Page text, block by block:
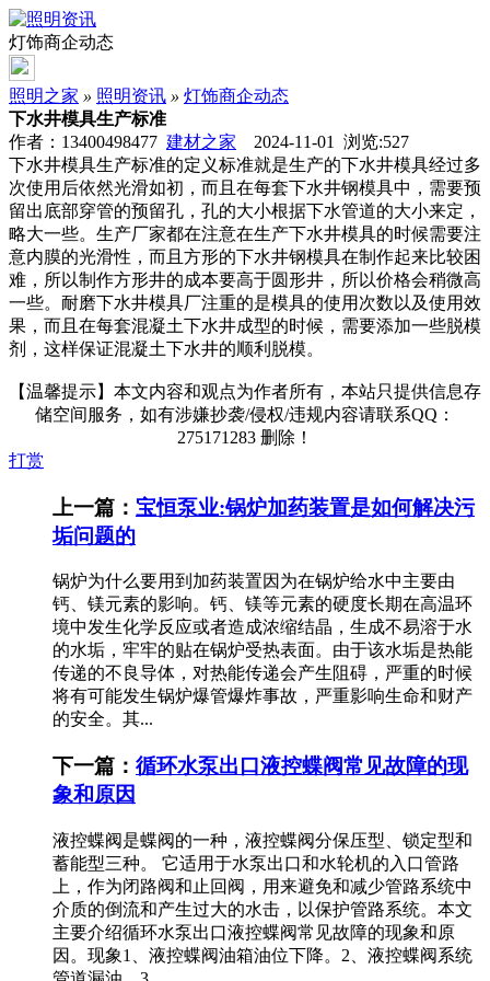
灯饰商企动态
照明之家 » 照明资讯 » 灯饰商企动态
下水井模具生产标准
作者：13400498477 建材之家 2024-11-01 浏览:527
下水井模具生产标准的定义标准就是生产的下水井模具经过多
次使用后依然光滑如初，而且在每套下水井钢模具中，需要预
留出底部穿管的预留孔，孔的大小根据下水管道的大小来定，
略大一些。生产厂家都在注意在生产下水井模具的时候需要注
意内膜的光滑性，而且方形的下水井钢模具在制作起来比较困
难，所以制作方形井的成本要高于圆形井，所以价格会稍微高
一些。耐磨下水井模具厂注重的是模具的使用次数以及使用效
果，而且在每套混凝土下水井成型的时候，需要添加一些脱模
剂，这样保证混凝土下水井的顺利脱模。
【温馨提示】本文内容和观点为作者所有，本站只提供信息存
储空间服务，如有涉嫌抄袭/侵权/违规内容请联系QQ：
275171283 删除！
打赏
上一篇： 宝恒泵业:锅炉加药装置是如何解决污
垢问题的
锅炉为什么要用到加药装置因为在锅炉给水中主要由
钙、镁元素的影响。钙、镁等元素的硬度长期在高温环
境中发生化学反应或者造成浓缩结晶，生成不易溶于水
的水垢，牢牢的贴在锅炉受热表面。由于该水垢是热能
传递的不良导体，对热能传递会产生阻碍，严重的时候
将有可能发生锅炉爆管爆炸事故，严重影响生命和财产
的安全。其...
下一篇： 循环水泵出口液控蝶阀常见故障的现
象和原因
液控蝶阀是蝶阀的一种，液控蝶阀分保压型、锁定型和
蓄能型三种。 它适用于水泵出口和水轮机的入口管路
上，作为闭路阀和止回阀，用来避免和减少管路系统中
介质的倒流和产生过大的水击，以保护管路系统。本文
主要介绍循环水泵出口液控蝶阀常见故障的现象和原
因。现象1、液控蝶阀油箱油位下降。2、液控蝶阀系统